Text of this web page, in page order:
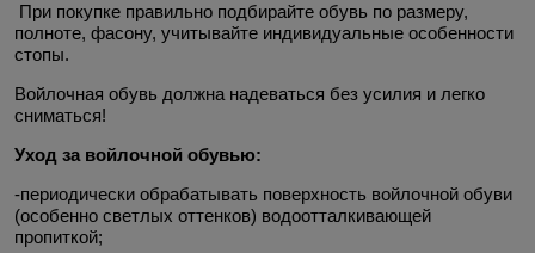
При покупке правильно подбирайте обувь по размеру,
полноте, фасону, учитывайте индивидуальные особенности
стопы.
Войлочная обувь должна надеваться без усилия и легко
сниматься!
Уход за войлочной обувью:
-периодически обрабатывать поверхность войлочной обуви
(особенно светлых оттенков) водоотталкивающей
пропиткой;